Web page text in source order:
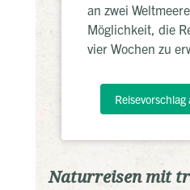
Naturreisen mit
an zwei
Möglichkeit, die
vier Wochen zu